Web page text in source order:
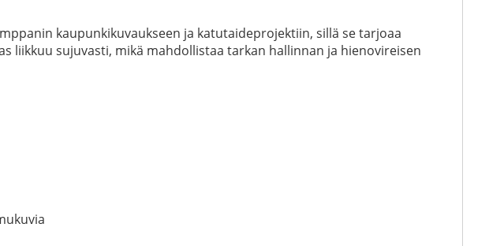
kaupunkikuvaukseen ja katutaideprojektiin, sillä se tarjoaa
liikkuu sujuvasti, mikä mahdollistaa tarkan hallinnan ja hienovireisen